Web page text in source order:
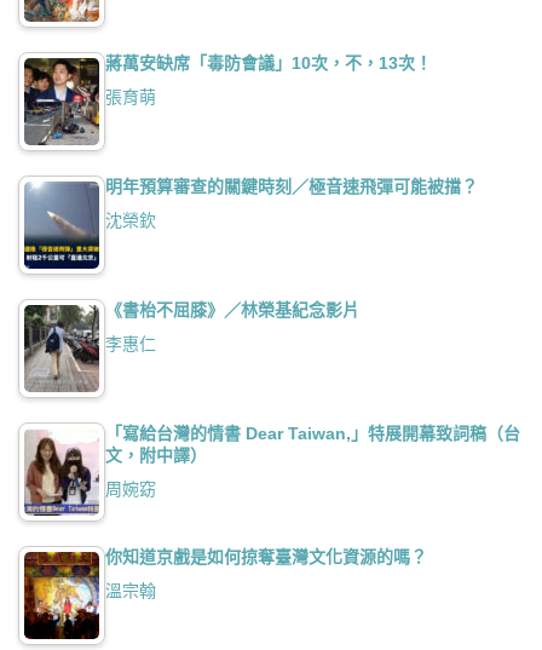
蔣萬安缺席「毒防會議」10次，不，13次！
張育萌
明年預算審查的關鍵時刻／極音速飛彈可能被擋？
沈榮欽
《書枱不屈膝》／林榮基紀念影片
李惠仁
「寫給台灣的情書 Dear Taiwan,」特展開幕致詞稿（台
文，附中譯）
周婉窈
你知道京戲是如何掠奪臺灣文化資源的嗎？
溫宗翰